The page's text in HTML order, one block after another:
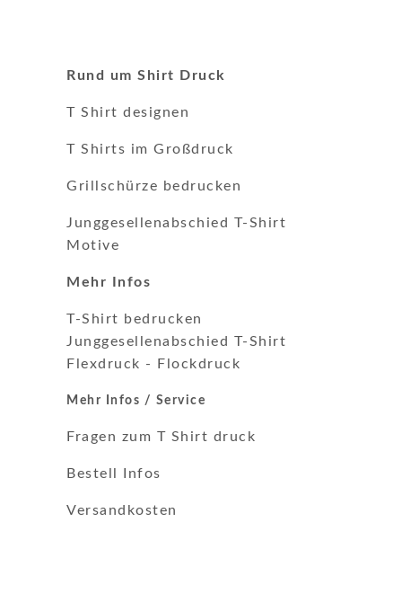
Rund um Shirt Druck
T Shirt designen
T Shirts im Großdruck
Grillschürze bedrucken
Junggesellenabschied T-Shirt
Motive
Mehr Infos
T-Shirt bedrucken
Junggesellenabschied T-Shirt
Flexdruck - Flockdruck
Mehr Infos / Service
Fragen zum T Shirt druck
Bestell Infos
Versandkosten